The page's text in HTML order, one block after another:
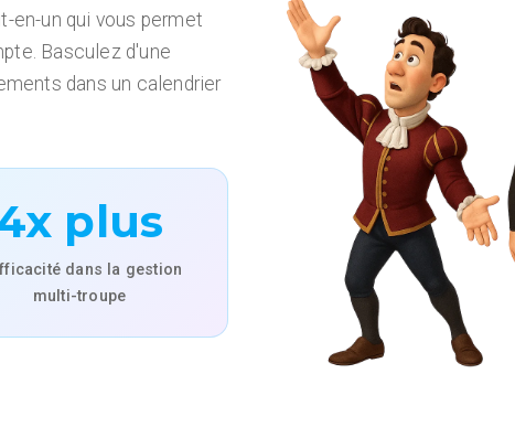
en-un qui vous permet
Basculez d'une
dans un calendrier
plus
dans la gestion
multi-troupe